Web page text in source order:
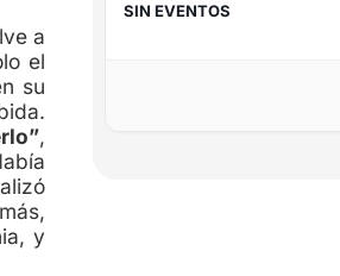
a
el
su
,
y
SIN EVENTOS